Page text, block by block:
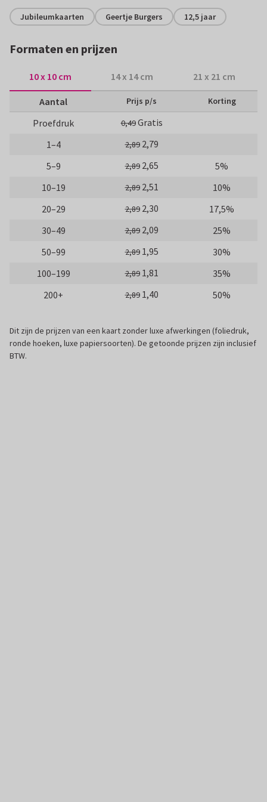
Jubileumkaarten Geertje Burgers 12,5 jaar
Formaten en prijzen
10 x 10 cm 14 x 14 cm 21 x 21 cm
Aantal Prijs p/s Korting
Proefdruk 0,49Gratis
1–4
2,89 2,79
5–9
2,89 2,65
5%
10–19
2,89 2,51
10%
20–29
2,89 2,30
17,5%
30–49
2,89 2,09
25%
50–99
2,89 1,95
30%
100–199
2,89 1,81
35%
200+
2,89 1,40 50%
Dit zijn de prijzen van een kaart zonder luxe afwerkingen (foliedruk,
ronde hoeken, luxe papiersoorten). De getoonde prijzen zijn inclusief
BTW.